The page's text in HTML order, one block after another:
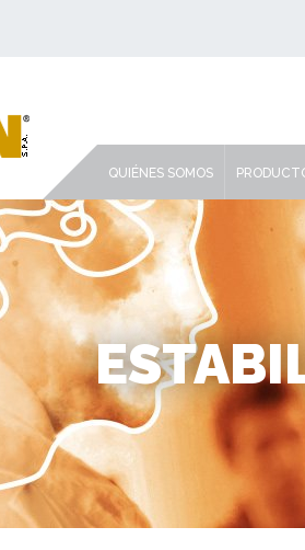
QUIÉNES SOMOS